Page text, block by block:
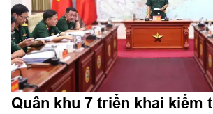
Quân khu 7 triển khai kiểm